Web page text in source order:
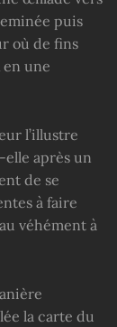
puis
où de fins
une
l’illustre
après un
de se
à faire
véhément à
la carte du